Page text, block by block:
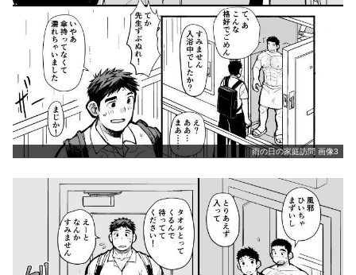
雨の日の家庭訪問 画像3